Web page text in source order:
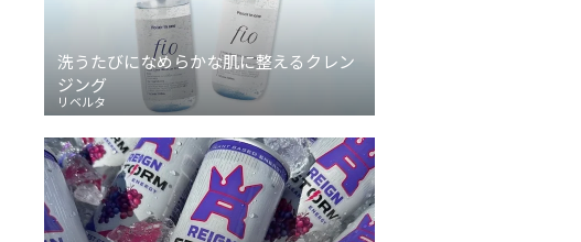
洗うたびになめらかな肌に整えるクレン
ジング
リベルタ